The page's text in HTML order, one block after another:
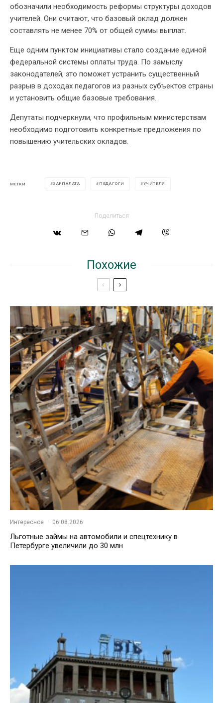
обозначили необходимость реформы структуры доходов
учителей. Они считают, что базовый оклад должен
составлять не менее 70% от общей суммы выплат.
Еще одним пунктом инициативы стало создание единой
федеральной системы оплаты труда. По замыслу
законодателей, это поможет устранить существенный
разрыв в доходах педагогов из разных субъектов страны
и установить общие базовые требования.
Депутаты подчеркнули, что профильным министерствам
необходимо подготовить конкретные предложения по
повышению учительских окладов.
МЕТКИ ЗАРПАЛАТА ПЕДАГОГИ УЧИТЕЛЯ
Поделиться
Похожие
Интересное · 06.08.2026
Льготные займы на автомобили и спецтехнику в
Петербурге увеличили до 30 млн